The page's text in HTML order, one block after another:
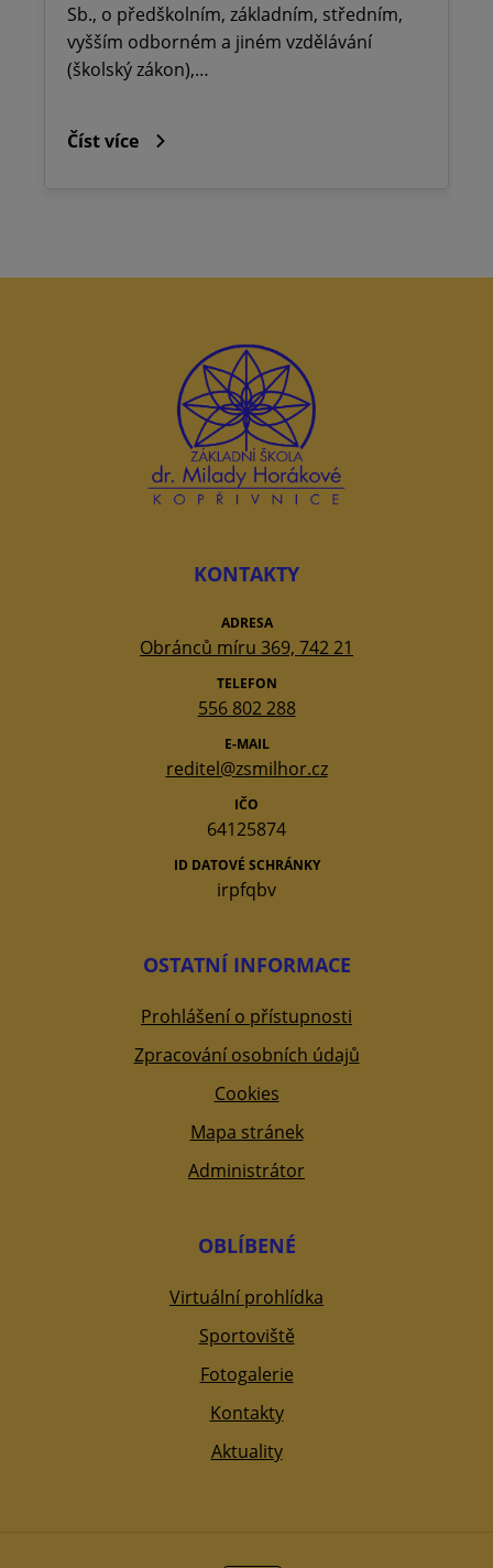
Sb., o předškolním, základním, středním,
vyšším odborném a jiném vzdělávání
(školský zákon),…
Číst více
KONTAKTY
ADRESA
Obránců míru 369, 742 21
TELEFON
556 802 288
E-MAIL
reditel@zsmilhor.cz
IČO
64125874
ID DATOVÉ SCHRÁNKY
irpfqbv
OSTATNÍ INFORMACE
Prohlášení o přístupnosti
Zpracování osobních údajů
Cookies
Mapa stránek
Administrátor
OBLÍBENÉ
Virtuální prohlídka
Sportoviště
Fotogalerie
Kontakty
Aktuality